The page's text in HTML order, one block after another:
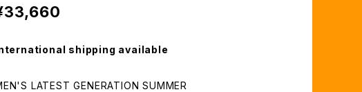
shipping available
LATEST GENERATION SUMMER